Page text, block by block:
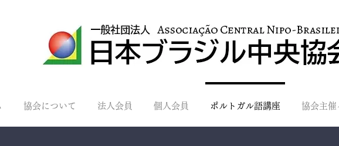
協会について 法人会員 個人会員 ポルトガル語講座 協会主催